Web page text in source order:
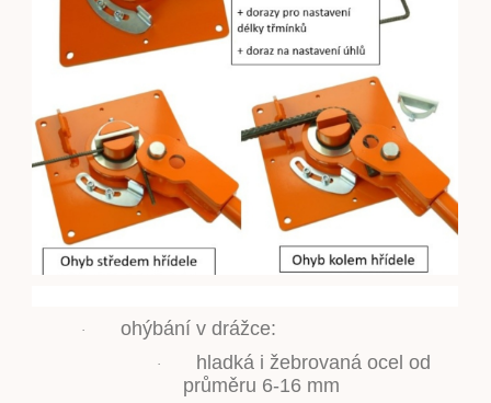
· ohýbání v drážce:
·
hladká i žebrovaná ocel od
průměru 6-16 mm